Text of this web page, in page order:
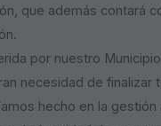
que además contará
por nuestro Municipio
necesidad de finalizar
hecho en la gestión